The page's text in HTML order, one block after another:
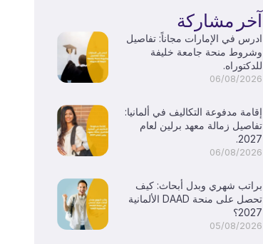
آخر مشاركة
ادرس في الإمارات مجاناً: تفاصيل
وشروط منحة جامعة خليفة
للدكتوراه.
06/08/2026
إقامة مدفوعة التكاليف في ألمانيا:
تفاصيل زمالة معهد برلين لعام
2027.
06/08/2026
براتب شهري وبدل أبحاث: كيف
تحصل على منحة DAAD الألمانية
2027؟
05/08/2026